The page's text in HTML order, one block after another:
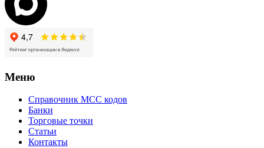
Меню
Справочник MCC кодов
Банки
Торговые точки
Статьи
Контакты